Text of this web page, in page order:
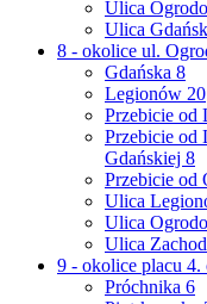
Ulica
Ulica
8 - okolice ul.
Gdańska 8
Legionów 20
Przebicie od
Przebicie od
Gdańskiej 8
Przebicie od
Ulica
Ulica
Ulica
9 - okolice placu
Próchnika 6